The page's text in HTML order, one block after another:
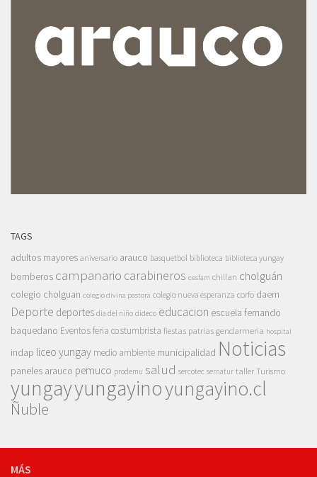
TAGS
adultos mayores aniversario arauco basquetbol biblioteca biblioteca yungay
bomberos campanario carabineros cesfam chillan cholguán
colegio cholguan colegio divina pastora colegio nueva esperanza corfo daem
Deporte deportes dia del niño dideco educacion escuela fernando
baquedano Eventosferia costumbrista fiestas patrias gendarmeria hospital
indap liceo yungay medio ambiente municipalidad Noticias
paneles arauco pemuco prodemu salud sercotec sernatur taller Turismo
yungayyungayinoyungayino.cl
Ñuble
MÁS